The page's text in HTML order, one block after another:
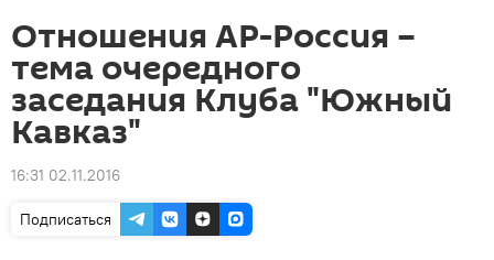
Отношения АР-Россия –
тема очередного
заседания Клуба "Южный
Кавказ"
16:31 02.11.2016
Подписаться